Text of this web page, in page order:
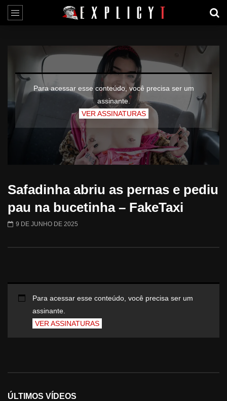
Para acessar esse conteúdo, você precisa ser um
assinante.
VER ASSINATURAS
Safadinha abriu as pernas e pediu
pau na bucetinha – FakeTaxi
9 DE JUNHO DE 2025
Para acessar esse conteúdo, você precisa ser um
assinante.
VER ASSINATURAS
ÚLTIMOS VÍDEOS